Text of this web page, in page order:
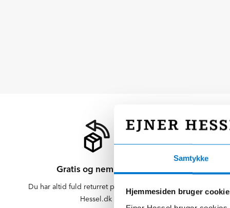
Samtykke
Hjemmesiden bruger
Gratis og nem retur
Du har altid fuld returret på varer købt på
Hessel.dk
Der er altid